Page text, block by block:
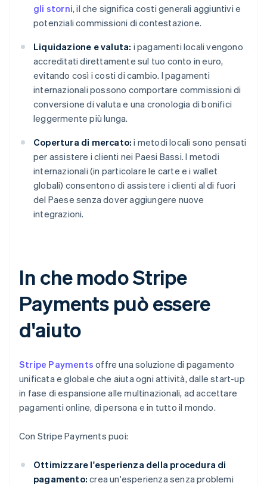
gli storni, il che significa costi generali aggiuntivi e
potenziali commissioni di contestazione.
Liquidazione e valuta: i pagamenti locali vengono
accreditati direttamente sul tuo conto in euro,
evitando così i costi di cambio. I pagamenti
internazionali possono comportare commissioni di
conversione di valuta e una cronologia di bonifici
leggermente più lunga.
Copertura di mercato: i metodi locali sono pensati
per assistere i clienti nei Paesi Bassi. I metodi
internazionali (in particolare le carte e i wallet
globali) consentono di assistere i clienti al di fuori
del Paese senza dover aggiungere nuove
integrazioni.
In che modo Stripe
Payments può essere
d'aiuto
Stripe Payments offre una soluzione di pagamento
unificata e globale che aiuta ogni attività, dalle start-up
in fase di espansione alle multinazionali, ad accettare
pagamenti online, di persona e in tutto il mondo.
Con Stripe Payments puoi:
Ottimizzare l'esperienza della procedura di
pagamento: crea un'esperienza senza problemi